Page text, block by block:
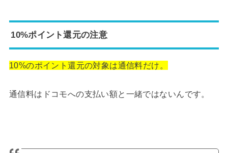
10%ポイント還元の注意
10%のポイント還元の対象は通信料だけ。
通信料はドコモへの支払い額と一緒ではないんです。